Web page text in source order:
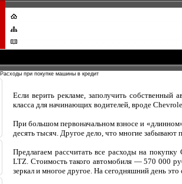
Расходы при покупке машины в кредит
Если верить рекламе, заполучить собственный
класса для начинающих водителей, вроде
При большом первоначальном взносе и
десять тысяч. Другое дело, что многие
Предлагаем рассчитать все расходы на
LTZ. Стоимость такого автомобиля — 570 000
зеркал и многое другое. На сегодняшний день